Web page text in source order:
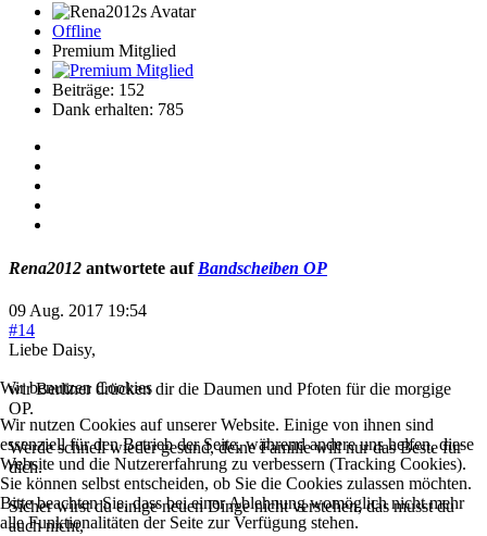
Offline
Premium Mitglied
Beiträge: 152
Dank erhalten: 785
Rena2012 antwortete auf Bandscheiben OP
09 Aug. 2017 19:54
#14
Liebe Daisy,
wir Berliner drücken dir die Daumen und Pfoten für die morgige
OP.
Werde schnell wieder gesund, deine Familie will nur das Beste für
dich.
Sicher wirst du einige neuen Dinge nicht verstehen, das musst du
auch nicht,
Wir benutzen Cookies
Wir nutzen Cookies auf unserer Website. Einige von ihnen sind
essenziell für den Betrieb der Seite, während andere uns helfen, diese
Website und die Nutzererfahrung zu verbessern (Tracking Cookies).
Sie können selbst entscheiden, ob Sie die Cookies zulassen möchten.
Bitte beachten Sie, dass bei einer Ablehnung womöglich nicht mehr
alle Funktionalitäten der Seite zur Verfügung stehen.